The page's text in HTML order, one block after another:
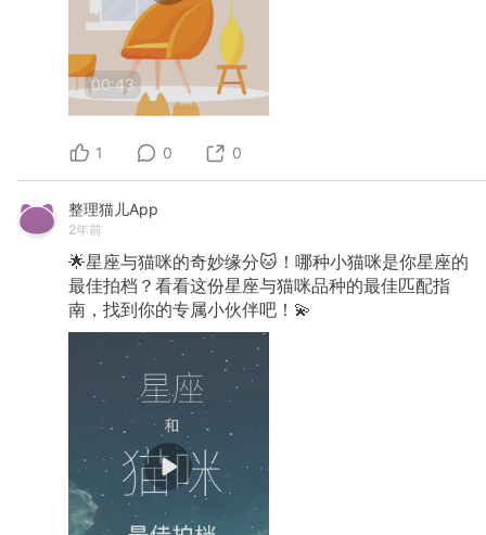
00:43
1 0 0
整理猫儿App
2年前
🌟星座与猫咪的奇妙缘分🐱！哪种小猫咪是你星座的
最佳拍档？看看这份星座与猫咪品种的最佳匹配指
南，找到你的专属小伙伴吧！💫